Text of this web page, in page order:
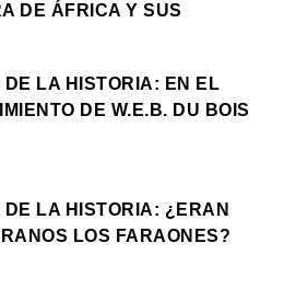
DE ÁFRICA Y SUS
DE LA HISTORIA: EN EL
DE W.E.B. DU BOIS
DE LA HISTORIA: ¿ERAN
LOS FARAONES?